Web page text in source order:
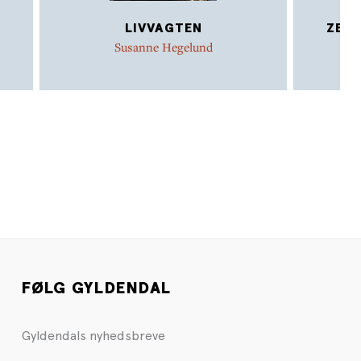
LIVVAGTEN
Susanne Hegelund
FØLG GYLDENDAL
Gyldendals nyhedsbreve